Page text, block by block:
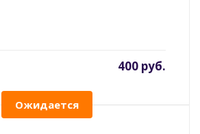
400 руб.
Ожидается